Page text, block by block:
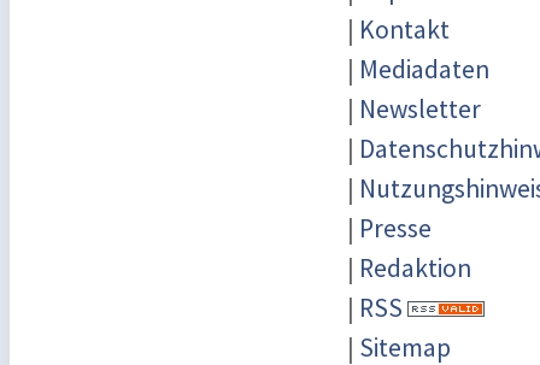
| Kontakt
| Mediadaten
| Newsletter
|
|
| Presse
| Redaktion
| RSS
| Sitemap